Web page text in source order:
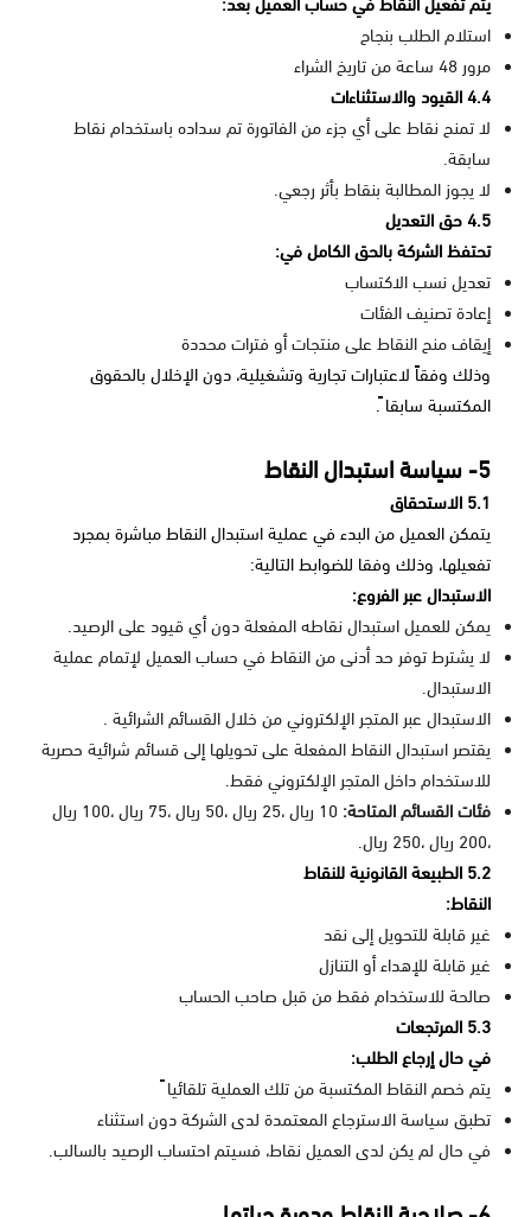
استلام الطلب بنجاح
مرور 48 ساعة من تاريخ الشراء
4.4 القيود والاستثناءات
لا تمنح نقاط على أي جزء من الفاتورة تم سداده باستخدام نقاط
سابقة.
لا يجوز المطالبة بنقاط بأثر رجعي.
4.5 حق التعديل
تحتفظ الشركة بالحق الكامل في:
تعديل نسب الاكتساب
إعادة تصنيف الفئات
إيقاف منح النقاط على منتجات أو فترات محددة
وذلك وفقاً لاعتبارات تجارية وتشغيلية، دون الإخلال بالحقوق
المكتسبة سابقا ً.
5- سياسة استبدال النقاط
5.1 الاستحقاق
يتمكن العميل من البدء في عملية استبدال النقاط مباشرة بمجرد
تفعيلها، وذلك وفقا للضوابط التالية:
الاستبدال عبر الفروع:
يمكن للعميل استبدال نقاطه المفعلة دون أي قيود على الرصيد.
لا يشترط توفر حد أدنى من النقاط في حساب العميل لإتمام عملية
الاستبدال.
الاستبدال عبر المتجر الإلكتروني من خلال القسائم الشرائية .
يقتصر استبدال النقاط المفعلة على تحويلها إلى قسائم شرائية حصرية
للاستخدام داخل المتجر الإلكتروني فقط.
فئات القسائم المتاحة:
10 ريال ،25 ريال ،50 ريال ،75 ريال ،100 ريال
5.2 الطبيعة القانونية للنقاط
النقاط:
غير قابلة للتحويل إلى نقد
غير قابلة للإهداء أو التنازل
صالحة للاستخدام فقط من قبل صاحب الحساب
5.3 المرتجعات
في حال إرجاع الطلب:
يتم خصم النقاط المكتسبة من تلك العملية تلقائيا ً
تطبق سياسة الاسترجاع المعتمدة لدى الشركة دون استثناء
في حال لم يكن لدى العميل نقاط، فسيتم احتساب الرصيد بالسالب.